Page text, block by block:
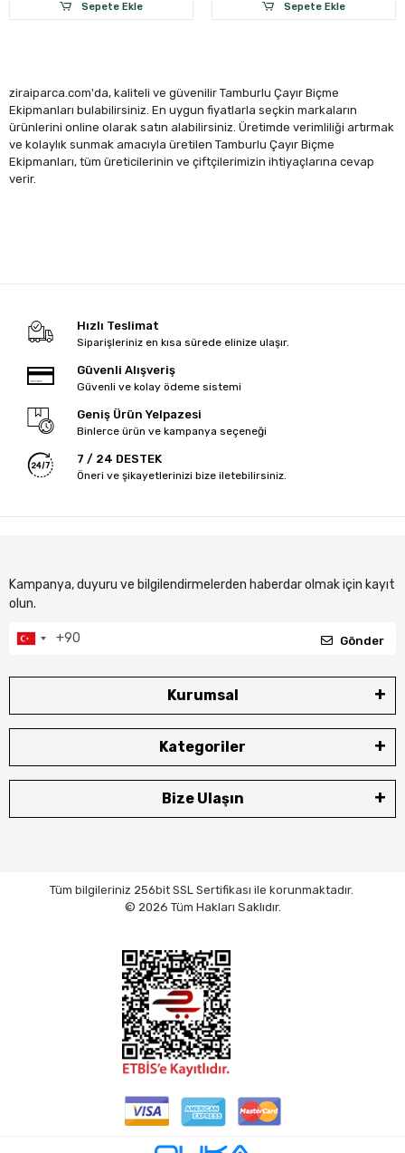
Sepete Ekle Sepete Ekle
ziraiparca.com'da, kaliteli ve güvenilir Tamburlu Çayır Biçme
Ekipmanları bulabilirsiniz. En uygun fiyatlarla seçkin markaların
ürünlerini online olarak satın alabilirsiniz. Üretimde verimliliği artırmak
ve kolaylık sunmak amacıyla üretilen Tamburlu Çayır Biçme
Ekipmanları, tüm üreticilerinin ve çiftçilerimizin ihtiyaçlarına cevap
verir.
Hızlı Teslimat
Siparişleriniz en kısa sürede elinize ulaşır.
Güvenli Alışveriş
Güvenli ve kolay ödeme sistemi
Geniş Ürün Yelpazesi
Binlerce ürün ve kampanya seçeneği
7 / 24 DESTEK
Öneri ve şikayetlerinizi bize iletebilirsiniz.
Kampanya, duyuru ve bilgilendirmelerden haberdar olmak için kayıt
olun.
Gönder
Kurumsal
Kategoriler
Bize Ulaşın
Tüm bilgileriniz 256bit SSL Sertifikası ile korunmaktadır.
© 2026 Tüm Hakları Saklıdır.